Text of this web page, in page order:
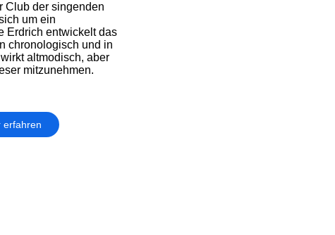
Club der singenden
um ein
Erdrich entwickelt das
chronologisch und in
altmodisch, aber
mitzunehmen.
erfahren